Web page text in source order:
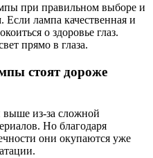
при правильном выборе и
Если лампа качественная и
о здоровье глаз.
прямо в глаза.
стоят дороже
выше из-за сложной
Но благодаря
они окупаются уже